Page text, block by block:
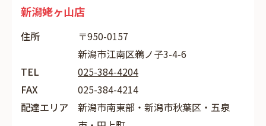
新潟姥ヶ山店
住所
〒950-0157
新潟市江南区鵜ノ子3-4-6
TEL
025-384-4204
FAX
025-384-4214
配達エリア
新潟市南東部・新潟市秋葉区・五泉